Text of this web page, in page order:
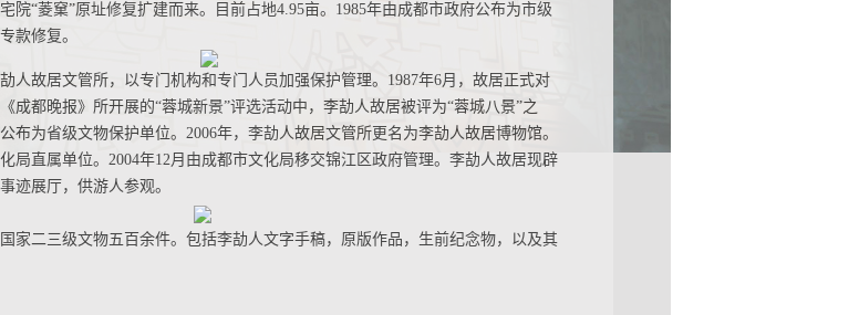
院“菱窠”原址修复扩建而来。目前占地4.95亩。1985年由成都市政府公布为市级
款修复。
人故居文管所，以专门机构和专门人员加强保护管理。1987年6月，故居正式对
成都晚报》所开展的“蓉城新景”评选活动中，李劼人故居被评为“蓉城八景”之
布为省级文物保护单位。2006年，李劼人故居文管所更名为李劼人故居博物馆。
局直属单位。2004年12月由成都市文化局移交锦江区政府管理。李劼人故居现辟
迹展厅，供游人参观。
家二三级文物五百余件。包括李劼人文字手稿，原版作品，生前纪念物，以及其